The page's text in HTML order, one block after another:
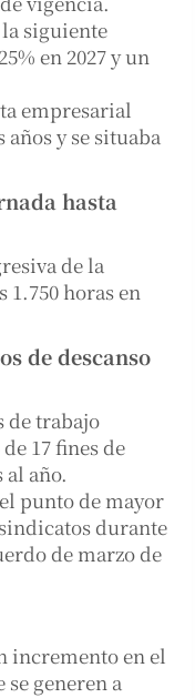
siguiente
en 2027 y un
empresarial
y se situaba
hasta
de la
1.750 horas en
de descanso
de trabajo
17 fines de
al año.
punto de mayor
durante
de marzo de
incremento en el
generen a